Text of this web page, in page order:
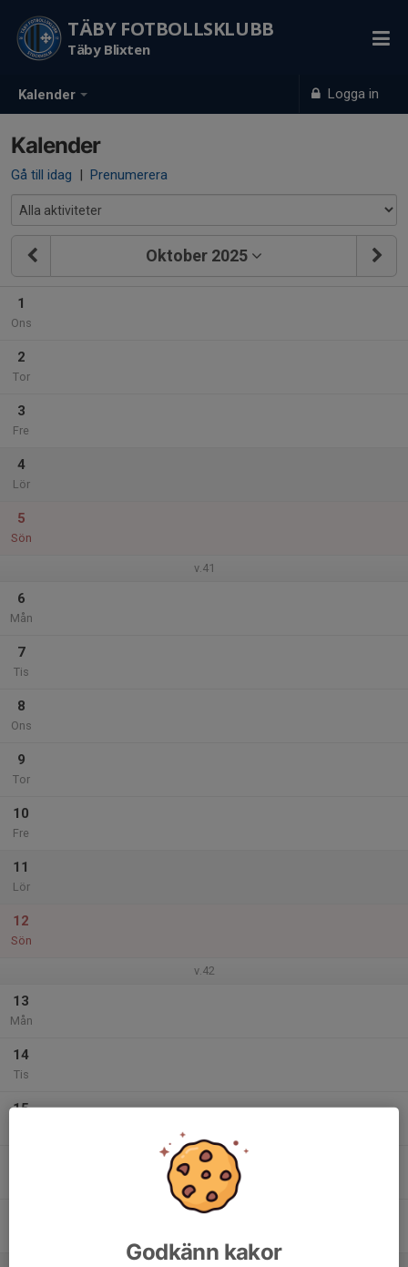
Kalender Logga in
TÄBY FOTBOLLSKLUBB
Täby Blixten
Kalender
Gå till idag | Prenumerera
Oktober 2025
1
Ons
2
Tor
3
Fre
4
Lör
5
Sön
v.41
6
Mån
7
Tis
8
Ons
9
Tor
10
Fre
11
Lör
12
Sön
v.42
13
Mån
14
Tis
15
Godkänn kakor